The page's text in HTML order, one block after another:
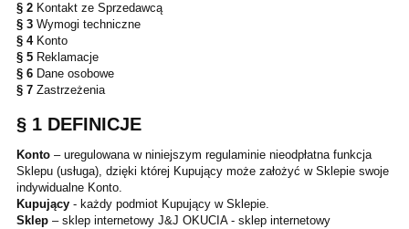
§ 2 Kontakt ze Sprzedawcą
§ 3 Wymogi techniczne
§ 4Konto
§ 5 Reklamacje
§ 6 Dane osobowe
§ 7 Zastrzeżenia
§ 1 DEFINICJE
Konto – uregulowana w niniejszym regulaminie nieodpłatna funkcja
Sklepu (usługa), dzięki której Kupujący może założyć w Sklepie swoje
indywidualne Konto.
Kupujący - każdy podmiot Kupujący w Sklepie.
Sklep – sklep internetowy J&J OKUCIA - sklep internetowy